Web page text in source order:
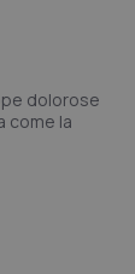
dolorose
come la